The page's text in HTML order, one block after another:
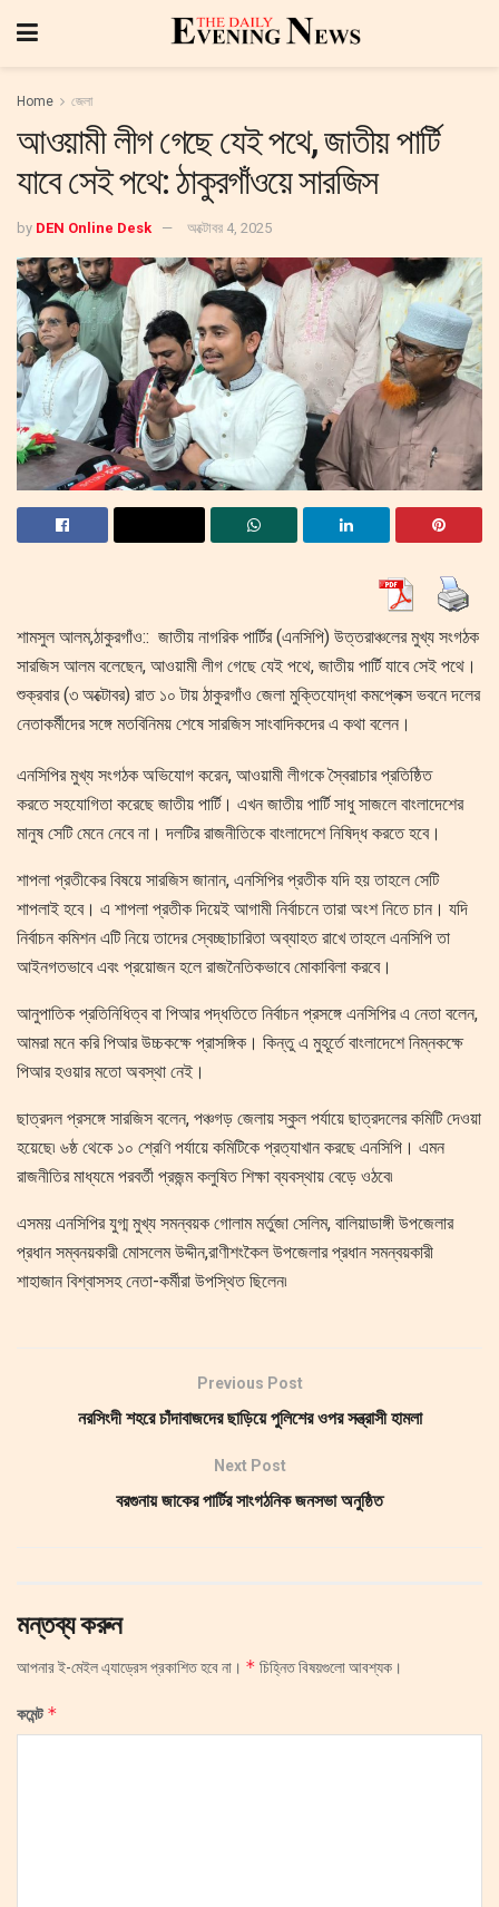
Home জেলা
আওয়ামী লীগ গেছে যেই পথে, জাতীয় পার্টি
যাবে সেই পথে: ঠাকুরগাঁওয়ে সারজিস
by DEN Online Desk অক্টোবর 4, 2025
শামসুল আলম,ঠাকুরগাঁও:: জাতীয় নাগরিক পার্টির (এনসিপি) উত্তরাঞ্চলের মুখ্য সংগঠক
সারজিস আলম বলেছেন, আওয়ামী লীগ গেছে যেই পথে, জাতীয় পার্টি যাবে সেই পথে।
শুক্রবার (৩ অক্টোবর) রাত ১০ টায় ঠাকুরগাঁও জেলা মুক্তিযোদ্ধা কমপ্লেক্স ভবনে দলের
নেতাকর্মীদের সঙ্গে মতবিনিময় শেষে সারজিস সাংবাদিকদের এ কথা বলেন।
এনসিপির মুখ্য সংগঠক অভিযোগ করেন, আওয়ামী লীগকে স্বৈরাচার প্রতিষ্ঠিত
করতে সহযোগিতা করেছে জাতীয় পার্টি। এখন জাতীয় পার্টি সাধু সাজলে বাংলাদেশের
মানুষ সেটি মেনে নেবে না। দলটির রাজনীতিকে বাংলাদেশে নিষিদ্ধ করতে হবে।
শাপলা প্রতীকের বিষয়ে সারজিস জানান, এনসিপির প্রতীক যদি হয় তাহলে সেটি
শাপলাই হবে। এ শাপলা প্রতীক দিয়েই আগামী নির্বাচনে তারা অংশ নিতে চান। যদি
নির্বাচন কমিশন এটি নিয়ে তাদের স্বেচ্ছাচারিতা অব্যাহত রাখে তাহলে এনসিপি তা
আইনগতভাবে এবং প্রয়োজন হলে রাজনৈতিকভাবে মোকাবিলা করবে।
আনুপাতিক প্রতিনিধিত্ব বা পিআর পদ্ধতিতে নির্বাচন প্রসঙ্গে এনসিপির এ নেতা বলেন,
আমরা মনে করি পিআর উচ্চকক্ষে প্রাসঙ্গিক। কিন্তু এ মুহূর্তে বাংলাদেশে নিম্নকক্ষে
পিআর হওয়ার মতো অবস্থা নেই।
ছাত্রদল প্রসঙ্গে সারজিস বলেন, পঞ্চগড় জেলায় স্কুল পর্যায়ে ছাত্রদলের কমিটি দেওয়া
হয়েছে৷ ৬ষ্ঠ থেকে ১০ শ্রেণি পর্যায়ে কমিটিকে প্রত্যাখান করছে এনসিপি। এমন
রাজনীতির মাধ্যমে পরবর্তী প্রজন্ম কলুষিত শিক্ষা ব্যবস্থায় বেড়ে ওঠবে৷
এসময় এনসিপির যুগ্ম মুখ্য সমন্বয়ক গোলাম মর্তুজা সেলিম, বালিয়াডাঙ্গী উপজেলার
প্রধান সম্বনয়কারী মোসলেম উদ্দীন,রাণীশংকৈল উপজেলার প্রধান সমন্বয়কারী
শাহাজান বিশ্বাসসহ নেতা-কর্মীরা উপস্থিত ছিলেন৷
Previous Post
নরসিংদী শহরে চাঁদাবাজদের ছাড়িয়ে পুলিশের ওপর সন্ত্রাসী হামলা
Next Post
বরগুনায় জাকের পার্টির সাংগঠনিক জনসভা অনুষ্ঠিত
মন্তব্য করুন
আপনার ই-মেইল এ্যাড্রেস প্রকাশিত হবে না। * চিহ্নিত বিষয়গুলো আবশ্যক।
কমেন্ট*